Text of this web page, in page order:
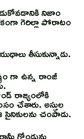
నిజాం
గెరిల్లా పోరాటం
తీసుకున్నాడు.
గా ఉన్న రాంజీ
రాజ్యంలోకి
చేశారు. అస్తుల
చంపాడు.